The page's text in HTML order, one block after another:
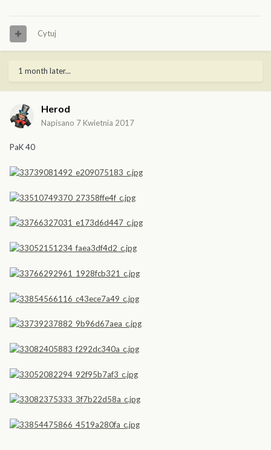
Cytuj
1 month later...
Herod
Napisano 7 Kwietnia 2017
PaK 40